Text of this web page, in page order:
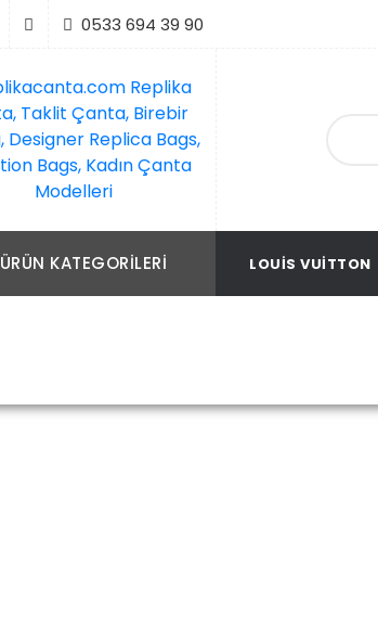
0533 694 39 90
Bags, Kadın Çanta Modelleri
ÜRÜN KATEGORILERI LOUIS VUITTON